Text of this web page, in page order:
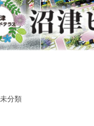
未分類